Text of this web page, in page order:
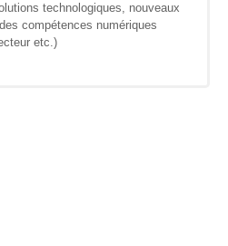
technologiques, nouveaux
compétences numériques
etc.)